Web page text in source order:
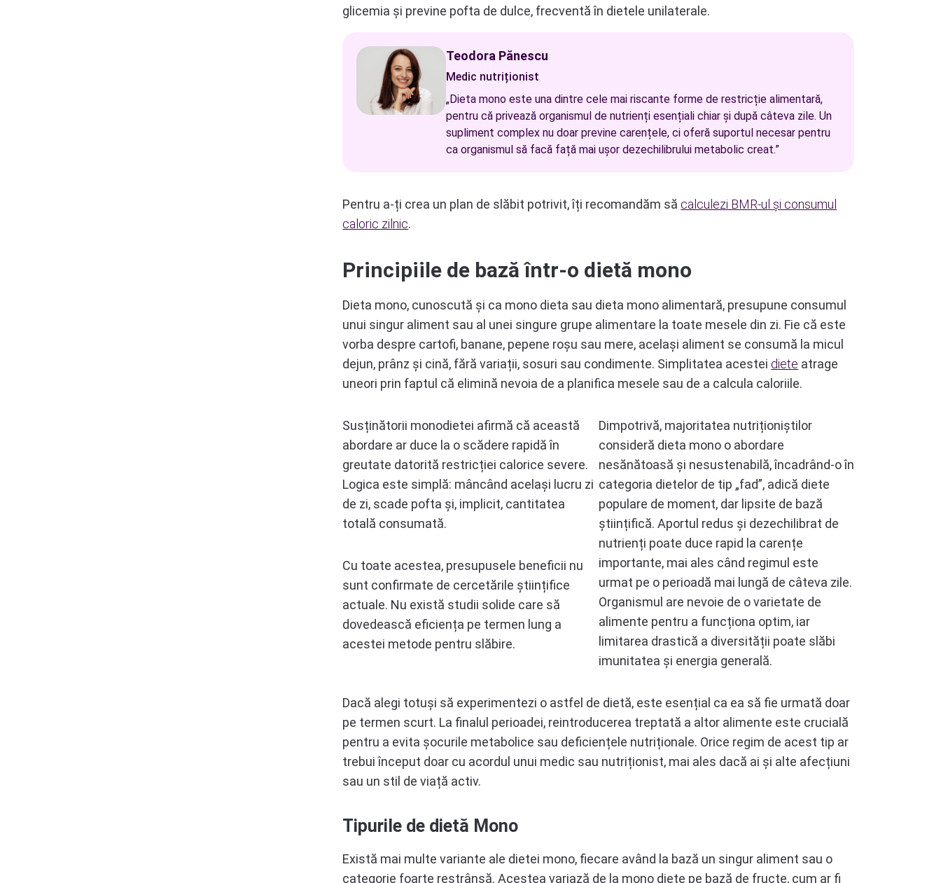
glicemia și previne pofta de dulce, frecventă în dietele unilaterale.
Teodora Pănescu
Medic nutriționist
„Dieta mono este una dintre cele mai riscante forme de restricție alimentară,
pentru că privează organismul de nutrienți esențiali chiar și după câteva zile. Un
supliment complex nu doar previne carențele, ci oferă suportul necesar pentru
ca organismul să facă față mai ușor dezechilibrului metabolic creat.”
Pentru a-ți crea un plan de slăbit potrivit, îți recomandăm să calculezi BMR-ul și consumul
caloric zilnic.
Principiile de bază într-o dietă mono
Dieta mono, cunoscută și ca mono dieta sau dieta mono alimentară, presupune consumul
unui singur aliment sau al unei singure grupe alimentare la toate mesele din zi. Fie că este
vorba despre cartofi, banane, pepene roșu sau mere, același aliment se consumă la micul
dejun, prânz și cină, fără variații, sosuri sau condimente. Simplitatea acestei diete atrage
uneori prin faptul că elimină nevoia de a planifica mesele sau de a calcula caloriile.
Susținătorii monodietei afirmă că această
abordare ar duce la o scădere rapidă în
greutate datorită restricției calorice severe.
Logica este simplă: mâncând același lucru zi
de zi, scade pofta și, implicit, cantitatea
totală consumată.
Cu toate acestea, presupusele beneficii nu
sunt confirmate de cercetările științifice
actuale. Nu există studii solide care să
dovedească eficiența pe termen lung a
acestei metode pentru slăbire.
Dimpotrivă, majoritatea nutriționiștilor
consideră dieta mono o abordare
nesănătoasă și nesustenabilă, încadrând-o în
categoria dietelor de tip „fad”, adică diete
populare de moment, dar lipsite de bază
științifică. Aportul redus și dezechilibrat de
nutrienți poate duce rapid la carențe
importante, mai ales când regimul este
urmat pe o perioadă mai lungă de câteva zile.
Organismul are nevoie de o varietate de
alimente pentru a funcționa optim, iar
limitarea drastică a diversității poate slăbi
imunitatea și energia generală.
Dacă alegi totuși să experimentezi o astfel de dietă, este esențial ca ea să fie urmată doar
pe termen scurt. La finalul perioadei, reintroducerea treptată a altor alimente este crucială
pentru a evita șocurile metabolice sau deficiențele nutriționale. Orice regim de acest tip ar
trebui început doar cu acordul unui medic sau nutriționist, mai ales dacă ai și alte afecțiuni
sau un stil de viață activ.
Tipurile de dietă Mono
Există mai multe variante ale dietei mono, fiecare având la bază un singur aliment sau o
categorie foarte restrânsă. Acestea variază de la mono diete pe bază de fructe, cum ar fi